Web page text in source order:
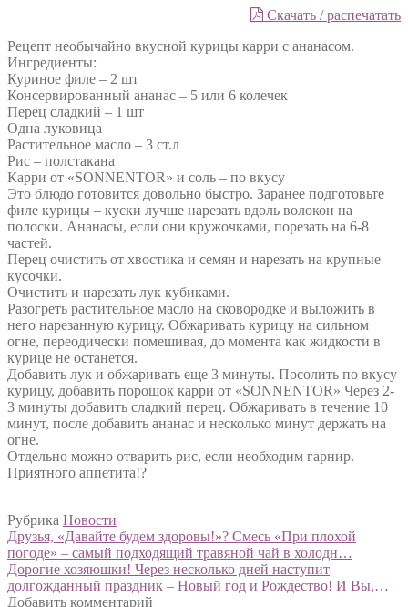
Скачать / распечатать
Рецепт необычайно вкусной курицы карри с ананасом.
Ингредиенты:
Куриное филе – 2 шт
Консервированный ананас – 5 или 6 колечек
Перец сладкий – 1 шт
Одна луковица
Растительное масло – 3 ст.л
Рис – полстакана
Карри от «SONNENTOR» и соль – по вкусу
Это блюдо готовится довольно быстро. Заранее подготовьте
филе курицы – куски лучше нарезать вдоль волокон на
полоски. Ананасы, если они кружочками, порезать на 6-8
частей.
Перец очистить от хвостика и семян и нарезать на крупные
кусочки.
Очистить и нарезать лук кубиками.
Разогреть растительное масло на сковородке и выложить в
него нарезанную курицу. Обжаривать курицу на сильном
огне, переодически помешивая, до момента как жидкости в
курице не останется.
Добавить лук и обжаривать еще 3 минуты. Посолить по вкусу
курицу, добавить порошок карри от «SONNENTOR» Через 2-
3 минуты добавить сладкий перец. Обжаривать в течение 10
минут, после добавить ананас и несколько минут держать на
огне.
Отдельно можно отварить рис, если необходим гарнир.
Приятного аппетита!?
Рубрика Новости
Навигация
по
записям
Предыдущий:
Друзья, «Давайте будем здоровы!»? Смесь «При плохой
погоде» – самый подходящий травяной чай в холодн…
Следующий:
Дорогие хозяюшки! Через несколько дней наступит
долгожданный праздник – Новый год и Рождество! И Вы,…
Добавить комментарий